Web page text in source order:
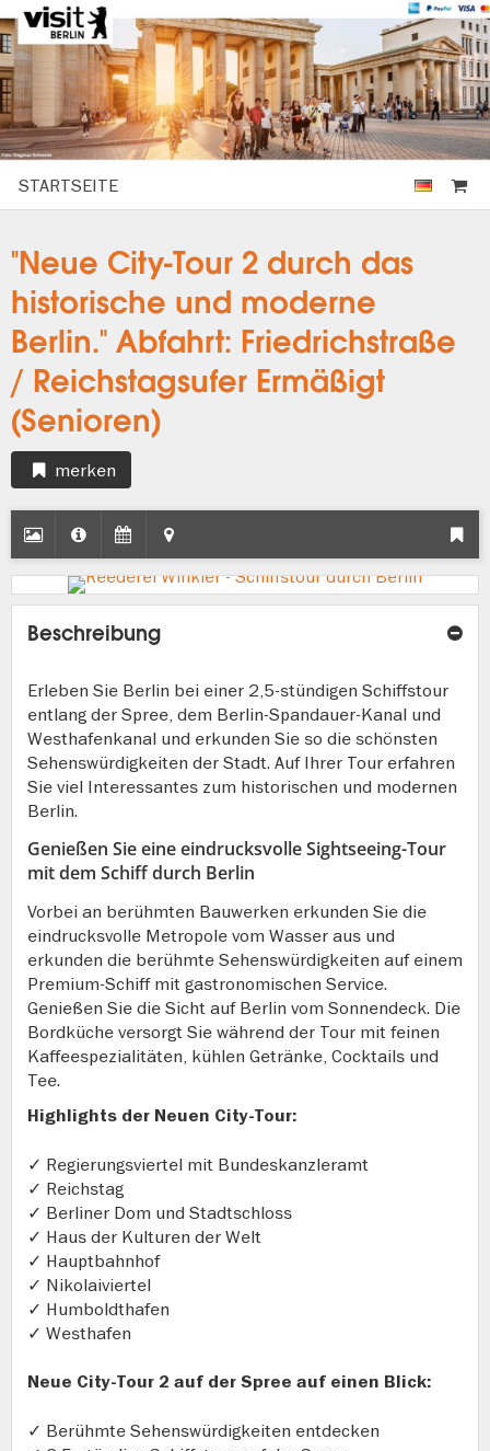
STARTSEITE
"Neue City-Tour 2 durch das
historische und moderne
Berlin." Abfahrt: Friedrichstraße
/ Reichstagsufer Ermäßigt
(Senioren)
merken
Beschreibung
Erleben Sie Berlin bei einer 2,5-stündigen Schiffstour
entlang der Spree, dem Berlin-Spandauer-Kanal und
Westhafenkanal und erkunden Sie so die schönsten
Sehenswürdigkeiten der Stadt. Auf Ihrer Tour erfahren
Sie viel Interessantes zum historischen und modernen
Berlin.
Genießen Sie eine eindrucksvolle Sightseeing-Tour
mit dem Schiff durch Berlin
Vorbei an berühmten Bauwerken erkunden Sie die
eindrucksvolle Metropole vom Wasser aus und
erkunden die berühmte Sehenswürdigkeiten auf einem
Premium-Schiff mit gastronomischen Service.
Genießen Sie die Sicht auf Berlin vom Sonnendeck. Die
Bordküche versorgt Sie während der Tour mit feinen
Kaffeespezialitäten, kühlen Getränke, Cocktails und
Tee.
Highlights der Neuen City-Tour:
✓ Regierungsviertel mit Bundeskanzleramt
✓ Reichstag
✓ Berliner Dom und Stadtschloss
✓ Haus der Kulturen der Welt
✓ Hauptbahnhof
✓ Nikolaiviertel
✓ Humboldthafen
✓ Westhafen
Neue City-Tour 2 auf der Spree auf einen Blick:
✓ Berühmte Sehenswürdigkeiten entdecken